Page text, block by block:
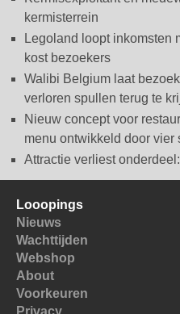
kermisterrein
Legoland loopt inkomsten
kost bezoekers
Walibi Belgium laat
verloren spullen terug te
Nieuw concept voor
menu ontwikkeld door vier
Attractie verliest
Looopings
Nieuws
Wachttijden
Webshop
About
Voorkeuren